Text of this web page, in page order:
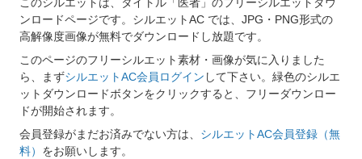
このシルエットは、タイトル「医者」のフリーシルエットダウ
ンロードページです。シルエットAC では、JPG・PNG形式の
高解像度画像が無料でダウンロードし放題です。
このページのフリーシルエット素材・画像が気に入りました
ら、まずシルエットAC会員ログイン して下さい。緑色のシルエ
ットダウンロードボタンをクリックすると、フリーダウンロー
ドが開始されます。
会員登録がまだお済みでない方は、 シルエットAC会員登録（無
料） をお願いします。